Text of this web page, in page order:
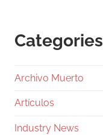
Categories
Archivo Muerto
Artículos
Industry News